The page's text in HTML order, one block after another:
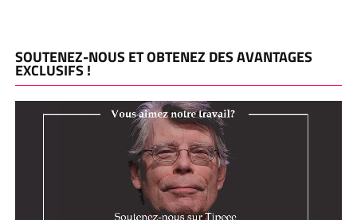
SOUTENEZ-NOUS ET OBTENEZ DES AVANTAGES
EXCLUSIFS !